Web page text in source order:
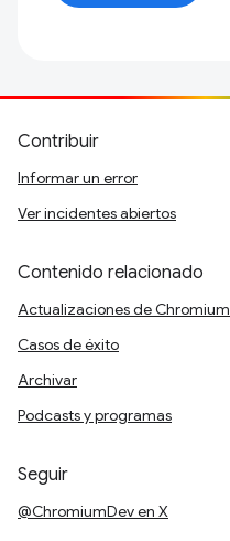
Contribuir
Informar un error
Ver incidentes abiertos
Contenido relacionado
Actualizaciones de Chromium
Casos de éxito
Archivar
Podcasts y programas
Seguir
@ChromiumDev en X